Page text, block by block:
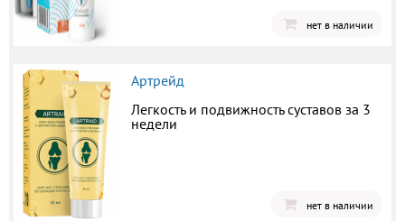
нет в наличии
Артрейд
Легкость и подвижность суставов за 3
недели
нет в наличии